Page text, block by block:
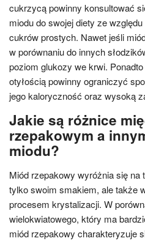
cukrzycą powinny konsultować
miodu do swojej diety ze
cukrów prostych. Nawet jeśli
w porównaniu do innych
poziom glukozy we krwi.
otyłością powinny ograniczyć
jego kaloryczność oraz wysoką
Jakie są różnice
rzepakowym a
miodu?
Miód rzepakowy wyróżnia się na
tylko swoim smakiem, ale także
procesem krystalizacji. W
wielokwiatowego, który ma
miód rzepakowy charakteryzuje